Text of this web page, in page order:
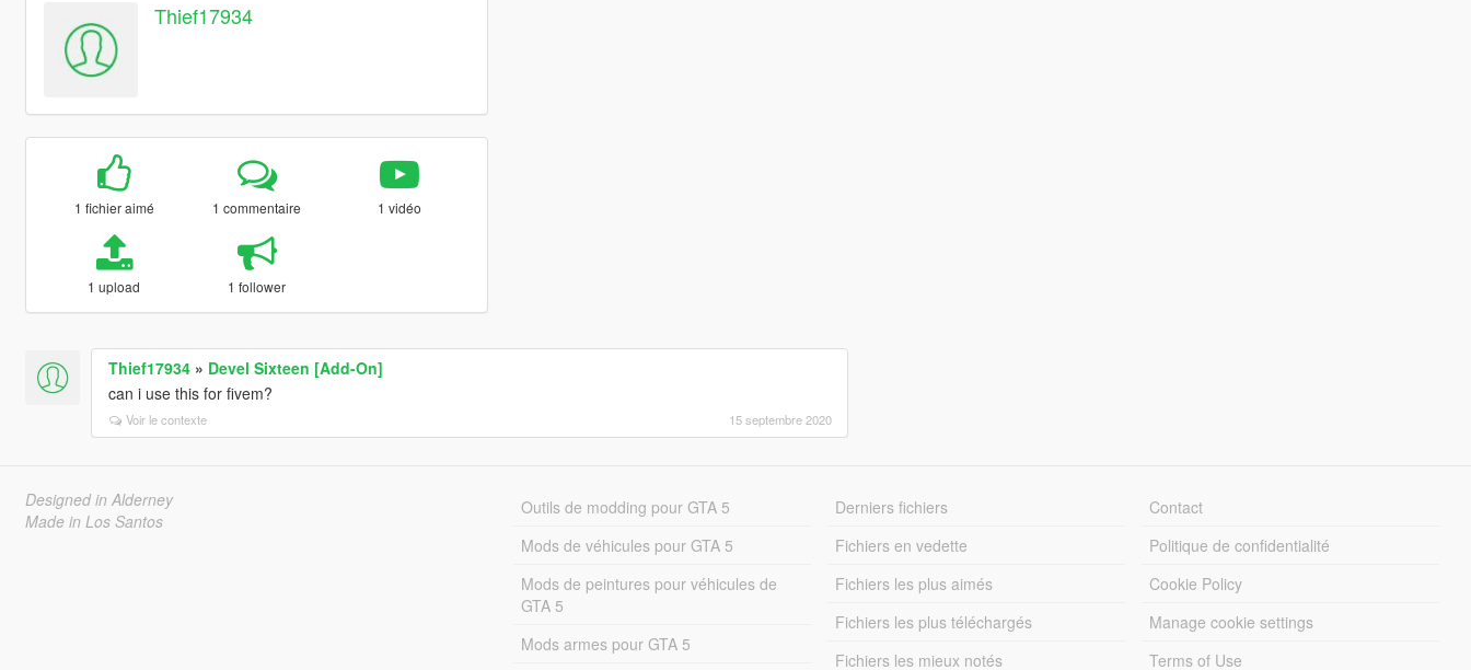
Thief17934
1 fichier aimé 1 commentaire 1 vidéo
1 upload 1 follower
Thief17934» Devel Sixteen [Add-On]
can i use this for fivem?
Voir le contexte 15 septembre 2020
Designed in Alderney
Made in Los Santos
Outils de modding pour GTA 5
Mods de véhicules pour GTA 5
Mods de peintures pour véhicules de
GTA 5
Mods armes pour GTA 5
Derniers fichiers
Fichiers en vedette
Fichiers les plus aimés
Fichiers les plus téléchargés
Fichiers les mieux notés
Contact
Politique de confidentialité
Cookie Policy
Manage cookie settings
Terms of Use